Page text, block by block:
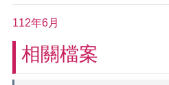
112年6月
相關檔案